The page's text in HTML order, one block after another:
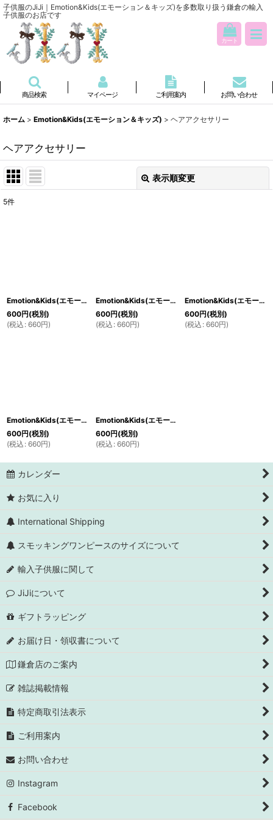
子供服のJiJi｜Emotion&Kids(エモーション＆キッズ)を多数取り扱う鎌倉の輸入
子供服のお店です
カート
商品検索 マイページ ご利用案内 お問い合わせ
ホーム > Emotion&Kids(エモーション＆キッズ) > ヘアアクセサリー
ヘアアクセサリー
表示順変更
5件
Emotion&Kids(エモーション＆キッズ) 子供用ヘアアクセサリーリボン（レッド） 2個セット<ストライプ＆ドット>
600円(税別)
(税込 : 660円)
Emotion&Kids(エモーション＆キッズ) 子供用ヘアアクセサリーヘアピンリボン 3個セット<寒色系>
600円(税別)
(税込 : 660円)
Emotion&Kids(エモーション＆キッズ) 子供用ヘアアクセサリーヘアピンリボン 3個セット<暖色系>
600円(税別)
(税込 : 660円)
Emotion&Kids(エモーション＆キッズ) 子供用ヘアアクセサリーリボン（ネイビー） 2個セット<ストライプ＆ドット>
600円(税別)
(税込 : 660円)
Emotion&Kids(エモーション＆キッズ) 子供用ヘアアクセサリー ロリポップキャンディ
600円(税別)
(税込 : 660円)
カレンダー
お気に入り
International Shipping
スモッキングワンピースのサイズについて
輸入子供服に関して
JiJiについて
ギフトラッピング
お届け日・領収書について
鎌倉店のご案内
雑誌掲載情報
特定商取引法表示
ご利用案内
お問い合わせ
Instagram
Facebook